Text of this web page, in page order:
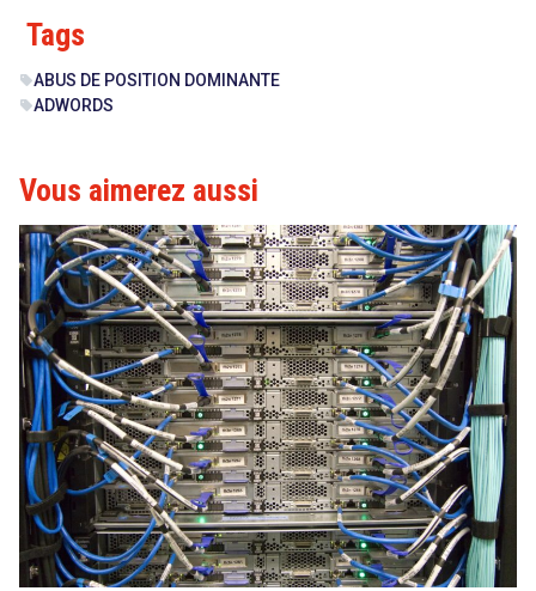
Tags
sellABUS DE POSITION DOMINANTE
sellADWORDS
Vous aimerez aussi